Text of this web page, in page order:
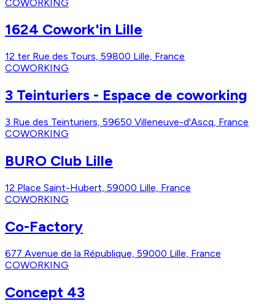
COWORKING
1624 Cowork'in Lille
12 ter Rue des Tours, 59800 Lille, France
COWORKING
3 Teinturiers - Espace de coworking
3 Rue des Teinturiers, 59650 Villeneuve-d'Ascq, France
COWORKING
BURO Club Lille
12 Place Saint-Hubert, 59000 Lille, France
COWORKING
Co-Factory
677 Avenue de la République, 59000 Lille, France
COWORKING
Concept 43